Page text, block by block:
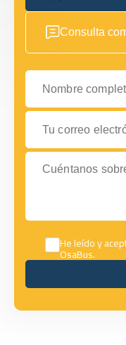
Consulta
Nombre completo
Tu correo electrónico
Cuéntanos sobre
He leído y
OsaBus.